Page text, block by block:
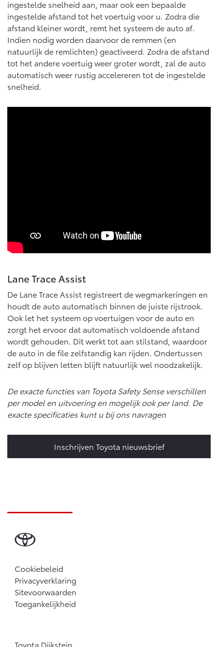
ingestelde snelheid aan, maar ook een bepaalde
ingestelde afstand tot het voertuig voor u. Zodra die
afstand kleiner wordt, remt het systeem de auto af.
Indien nodig worden daarvoor de remmen (en
natuurlijk de remlichten) geactiveerd. Zodra de afstand
tot het andere voertuig weer groter wordt, zal de auto
automatisch weer rustig accelereren tot de ingestelde
snelheid.
Lane Trace Assist
De Lane Trace Assist registreert de wegmarkeringen en
houdt de auto automatisch binnen de juiste rijstrook.
Ook let het systeem op voertuigen voor de auto en
zorgt het ervoor dat automatisch voldoende afstand
wordt gehouden. Dit werkt tot aan stilstand, waardoor
de auto in de file zelfstandig kan rijden. Ondertussen
zelf op blijven letten blijft natuurlijk wel noodzakelijk.
De exacte functies van Toyota Safety Sense verschillen
per model en uitvoering en mogelijk ook per land. De
exacte specificaties kunt u bij ons navragen
Inschrijven Toyota nieuwsbrief
Cookiebeleid
Privacyverklaring
Sitevoorwaarden
Toegankelijkheid
Toyota Dijkstein